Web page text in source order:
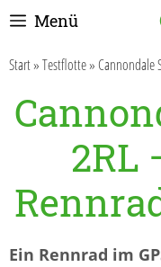
Zum
springen
Menü
Start»Testflotte» Cannondale
2RL
Ein Rennrad im